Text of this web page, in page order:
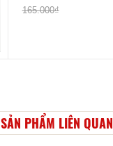
165.000₫
SẢN PHẨM LIÊN QUAN